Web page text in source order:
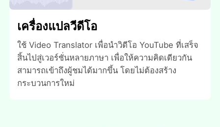
เครื่องแปลวีดีโอ
ใช้ Video Translator เพื่อนําวิดีโอ YouTube ที่เสร็จ
สิ้นไปสู่เวอร์ชั่นหลายภาษา เพื่อให้ความคิดเดียวกัน
สามารถเข้าถึงผู้ชมได้มากขึ้น โดยไม่ต้องสร้าง
กระบวนการใหม่